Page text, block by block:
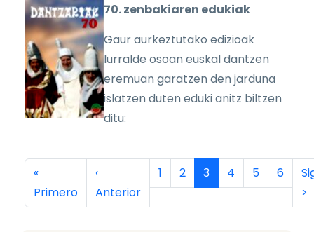
70. zenbakiaren edukiak
Gaur aurkeztutako edizioak
lurralde osoan euskal dantzen
eremuan garatzen den jarduna
islatzen duten eduki anitz biltzen
ditu:
Paginación
Primera página
«
Primero
Página anterior
‹
Anterior
Página
1 Página
2 Página actual
3 Página
4 Página
5 Página
6
>